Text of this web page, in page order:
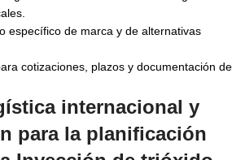
específico de marca y de alternativas
cotizaciones, plazos y documentación de
internacional y
para la planificación